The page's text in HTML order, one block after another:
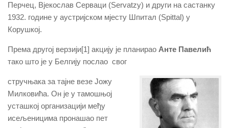
Перчец, Вјекослав Серваци (Servatzy) и други на састанку
1932. године у аустријском мјесту Шпитал (Spittal) у
Корушкој.
Према другој верзији[1] акцију је планирао Анте Павелић
тако што је у Белгију послао свог
стручњака за тајне везе Јожу
Милковића. Он је у тамошњој
усташкој организацији међу
исељеницима пронашао пет